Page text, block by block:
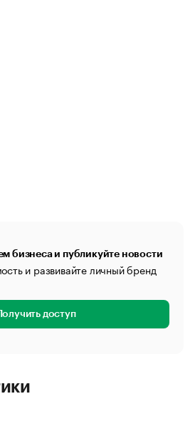
бизнеса и публикуйте новости
и развивайте личный бренд
Получить доступ